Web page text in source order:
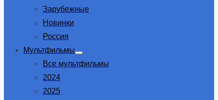
Зарубежные
Новинки
Россия
Мультфильмы
Show
sub
Все мультфильмы
2024
2025